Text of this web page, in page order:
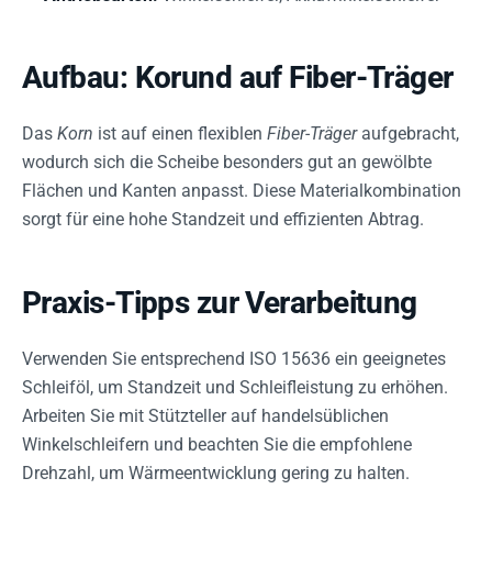
Aufbau: Korund auf Fiber-Träger
Das Korn ist auf einen flexiblen Fiber-Trägeraufgebracht,
wodurch sich die Scheibe besonders gut an gewölbte
Flächen und Kanten anpasst. Diese Materialkombination
sorgt für eine hohe Standzeit und effizienten Abtrag.
Praxis-Tipps zur Verarbeitung
Verwenden Sie entsprechend ISO 15636 ein geeignetes
Schleiföl, um Standzeit und Schleifleistung zu erhöhen.
Arbeiten Sie mit Stützteller auf handelsüblichen
Winkelschleifern und beachten Sie die empfohlene
Drehzahl, um Wärmeentwicklung gering zu halten.